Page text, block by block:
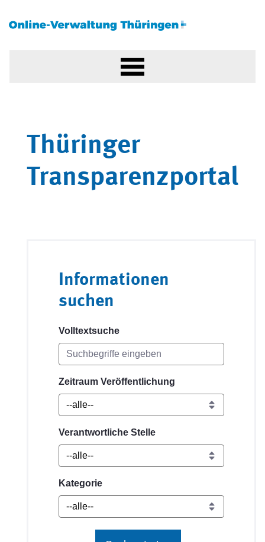
Thüringer
Transparenzportal
Informationen
suchen
Volltextsuche
Zeitraum Veröffentlichung
Verantwortliche Stelle
Kategorie